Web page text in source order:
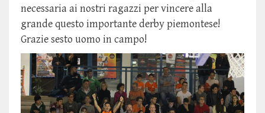
necessaria ai nostri ragazzi per vincere alla
grande questo importante derby piemontese!
Grazie sesto uomo in campo!